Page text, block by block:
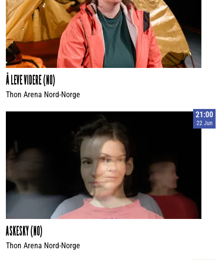
Å LEVE VIDERE (NO)
Thon Arena Nord-Norge
21:00
22 Jun
ASKESKY (NO)
Thon Arena Nord-Norge